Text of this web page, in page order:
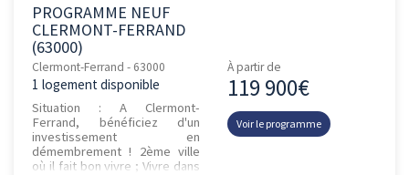
PROGRAMME NEUF
CLERMONT-FERRAND
(63000)
Clermont-Ferrand - 63000
1 logement disponible
Situation : A Clermont-
Ferrand, bénéficiez d'un
investissement en
démembrement ! 2ème ville
où il fait bon vivre ; Vivre dans
À partir de
119 900€
Voir le programme